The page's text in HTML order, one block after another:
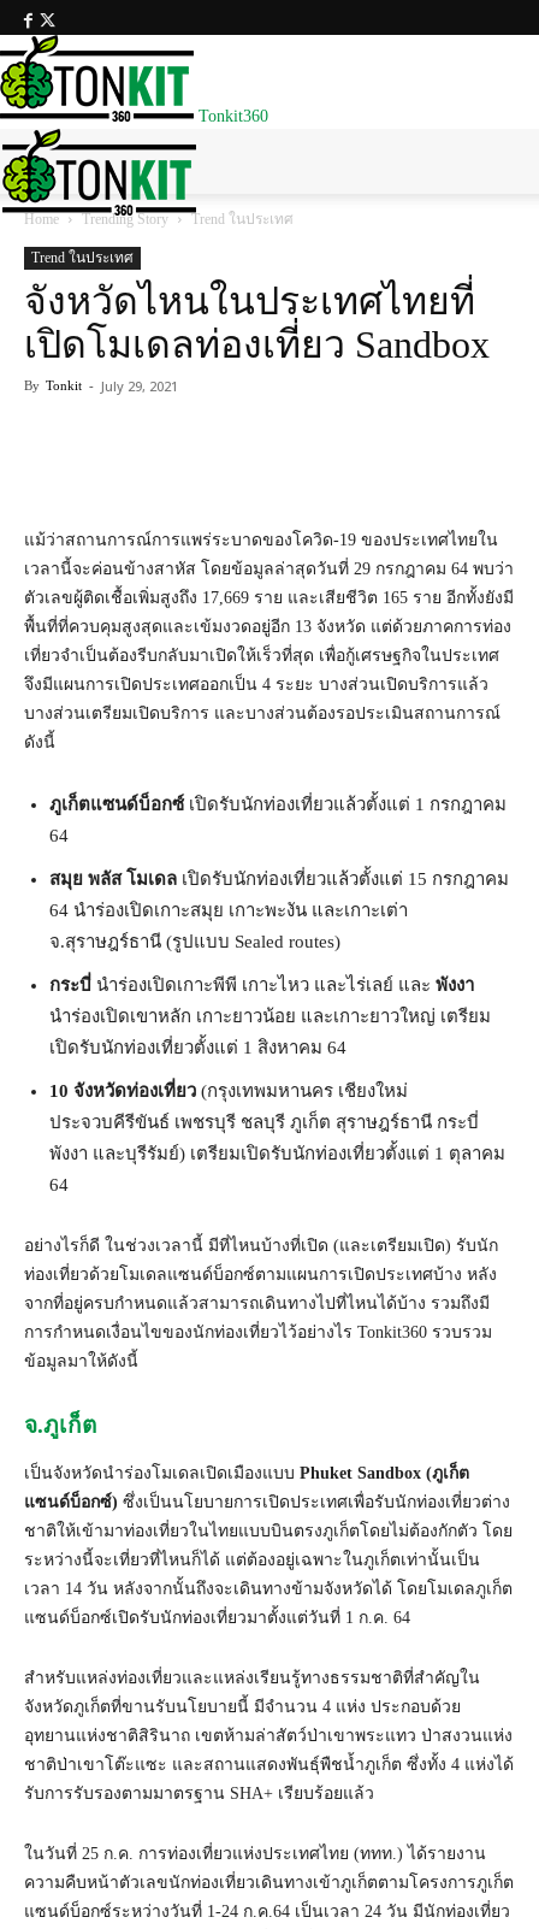
Tonkit360
Home Trending Story Trend ในประเทศ
Trend ในประเทศ
จังหวัดไหนในประเทศไทยที่
เปิดโมเดลท่องเที่ยว Sandbox
By Tonkit - July 29, 2021
แม้ว่าสถานการณ์การแพร่ระบาดของโควิด-19 ของประเทศไทยใน
เวลานี้จะค่อนข้างสาหัส โดยข้อมูลล่าสุดวันที่ 29 กรกฎาคม 64 พบว่า
ตัวเลขผู้ติดเชื้อเพิ่มสูงถึง 17,669 ราย และเสียชีวิต 165 ราย อีกทั้งยังมี
พื้นที่ที่ควบคุมสูงสุดและเข้มงวดอยู่อีก 13 จังหวัด แต่ด้วยภาคการท่อง
เที่ยวจำเป็นต้องรีบกลับมาเปิดให้เร็วที่สุด เพื่อกู้เศรษฐกิจในประเทศ
จึงมีแผนการเปิดประเทศออกเป็น 4 ระยะ บางส่วนเปิดบริการแล้ว
บางส่วนเตรียมเปิดบริการ และบางส่วนต้องรอประเมินสถานการณ์
ดังนี้
ภูเก็ตแซนด์บ็อกซ์เปิดรับนักท่องเที่ยวแล้วตั้งแต่ 1 กรกฎาคม
64
สมุย พลัส โมเดล เปิดรับนักท่องเที่ยวแล้วตั้งแต่ 15 กรกฎาคม
64 นำร่องเปิดเกาะสมุย เกาะพะงัน และเกาะเต่า
จ.สุราษฎร์ธานี (รูปแบบ Sealed routes)
กระบี่ นำร่องเปิดเกาะพีพี เกาะไหว และไร่เลย์ และ พังงา
นำร่องเปิดเขาหลัก เกาะยาวน้อย และเกาะยาวใหญ่ เตรียม
เปิดรับนักท่องเที่ยวตั้งแต่ 1 สิงหาคม 64
10 จังหวัดท่องเที่ยว (กรุงเทพมหานคร เชียงใหม่
ประจวบคีรีขันธ์ เพชรบุรี ชลบุรี ภูเก็ต สุราษฎร์ธานี กระบี่
พังงา และบุรีรัมย์) เตรียมเปิดรับนักท่องเที่ยวตั้งแต่ 1 ตุลาคม
64
อย่างไรก็ดี ในช่วงเวลานี้ มีที่ไหนบ้างที่เปิด (และเตรียมเปิด) รับนัก
ท่องเที่ยวด้วยโมเดลแซนด์บ็อกซ์ตามแผนการเปิดประเทศบ้าง หลัง
จากที่อยู่ครบกำหนดแล้วสามารถเดินทางไปที่ไหนได้บ้าง รวมถึงมี
การกำหนดเงื่อนไขของนักท่องเที่ยวไว้อย่างไร Tonkit360 รวบรวม
ข้อมูลมาให้ดังนี้
จ.ภูเก็ต
เป็นจังหวัดนำร่องโมเดลเปิดเมืองแบบ Phuket Sandbox (ภูเก็ต
แซนด์บ็อกซ์) ซึ่งเป็นนโยบายการเปิดประเทศเพื่อรับนักท่องเที่ยวต่าง
ชาติให้เข้ามาท่องเที่ยวในไทยแบบบินตรงภูเก็ตโดยไม่ต้องกักตัว โดย
ระหว่างนี้จะเที่ยวที่ไหนก็ได้ แต่ต้องอยู่เฉพาะในภูเก็ตเท่านั้นเป็น
เวลา 14 วัน หลังจากนั้นถึงจะเดินทางข้ามจังหวัดได้ โดยโมเดลภูเก็ต
แซนด์บ็อกซ์เปิดรับนักท่องเที่ยวมาตั้งแต่วันที่ 1 ก.ค. 64
สำหรับแหล่งท่องเที่ยวและแหล่งเรียนรู้ทางธรรมชาติที่สำคัญใน
จังหวัดภูเก็ตที่ขานรับนโยบายนี้ มีจำนวน 4 แห่ง ประกอบด้วย
อุทยานแห่งชาติสิรินาถ เขตห้ามล่าสัตว์ป่าเขาพระแทว ป่าสงวนแห่ง
ชาติป่าเขาโต๊ะแซะ และสถานแสดงพันธุ์พืชน้ำภูเก็ต ซึ่งทั้ง 4 แห่งได้
รับการรับรองตามมาตรฐาน SHA+ เรียบร้อยแล้ว
ในวันที่ 25 ก.ค. การท่องเที่ยวแห่งประเทศไทย (ททท.) ได้รายงาน
ความคืบหน้าตัวเลขนักท่องเที่ยวเดินทางเข้าภูเก็ตตามโครงการภูเก็ต
แซนด์บ็อกซ์ระหว่างวันที่ 1-24 ก.ค.64 เป็นเวลา 24 วัน มีนักท่องเที่ยว